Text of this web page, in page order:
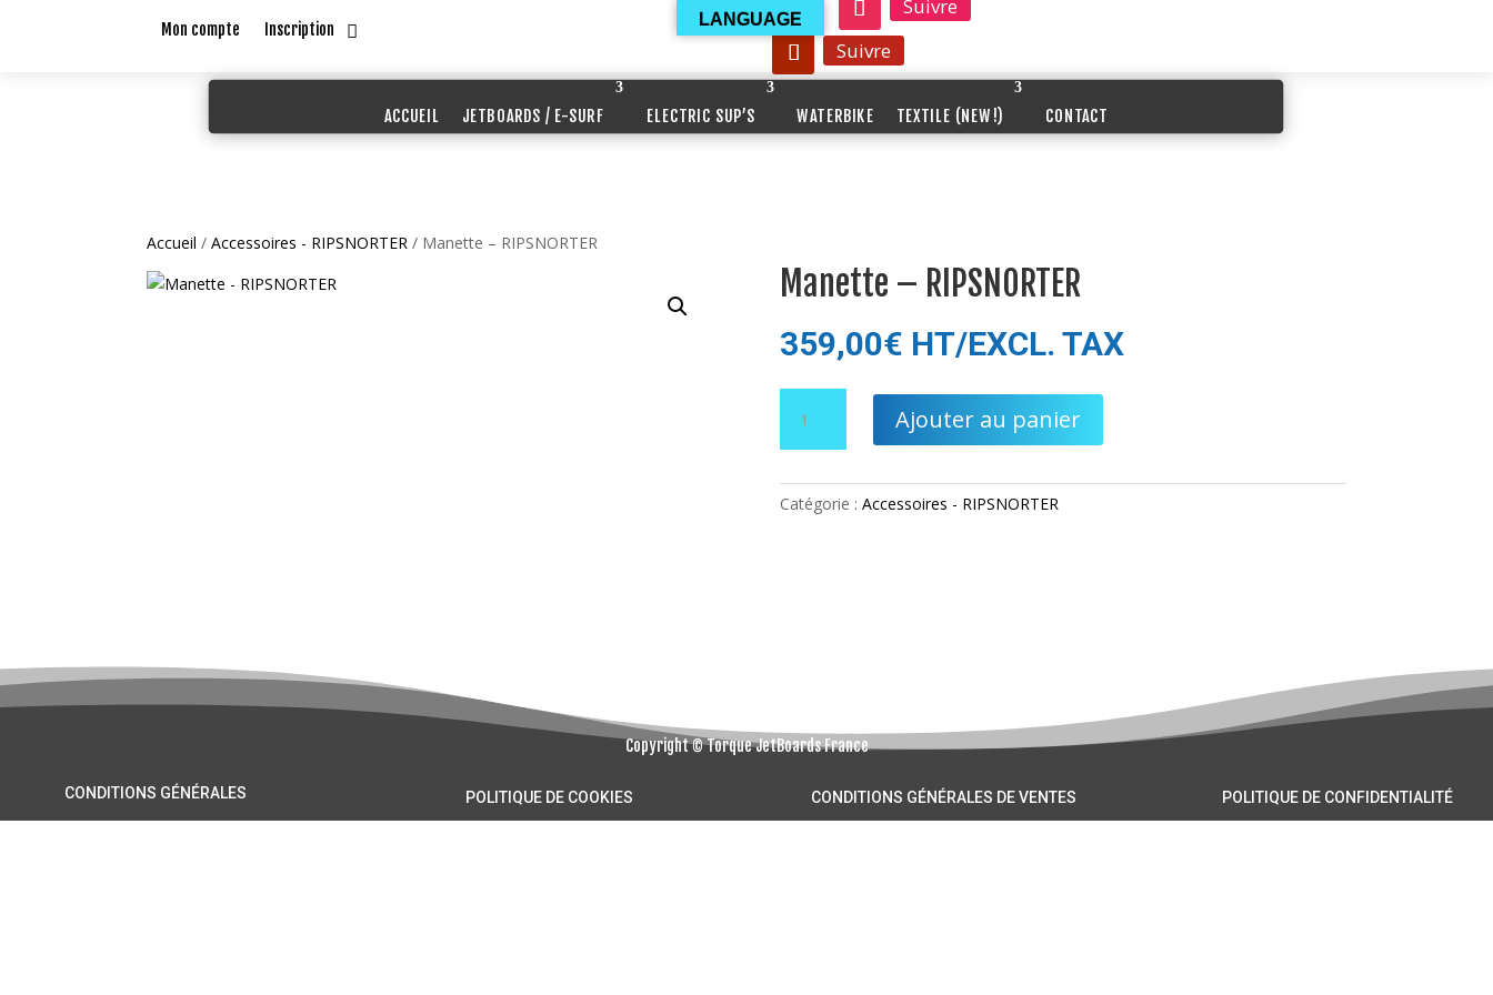
Mon compte Inscription
Suivre
Suivre
Suivre
ACCUEIL JETBOARDS / E-SURF ELECTRIC SUP’S WATERBIKE TEXTILE (NEW!) CONTACT
Accueil / Accessoires - RIPSNORTER / Manette – RIPSNORTER
Manette – RIPSNORTER
359,00€ HT/EXCL. TAX
Manette
RIPSNORTER
Ajouter au panier
Catégorie : Accessoires - RIPSNORTER
Copyright © Torque JetBoards France
CONDITIONS GÉNÉRALES POLITIQUE DE COOKIES CONDITIONS GÉNÉRALES DE VENTES POLITIQUE DE CONFIDENTIALITÉ
LANGUAGE